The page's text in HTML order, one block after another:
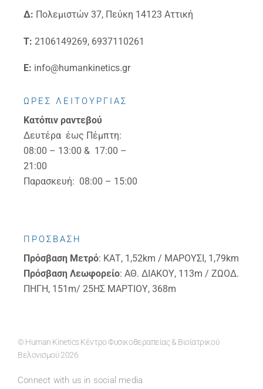
Δ: Πολεμιστών 37, Πεύκη 14123 Αττική
Τ: 2106149269, 6937110261
E: info@humankinetics.gr
ΩΡΕΣ ΛΕΙΤΟΥΡΓΙΑΣ
Κατόπιν ραντεβού
Δευτέρα έως Πέμπτη:
08:00 – 13:00 & 17:00 –
21:00
Παρασκευή: 08:00 – 15:00
ΠΡΟΣΒΑΣΗ
Πρόσβαση Μετρό: ΚΑΤ, 1,52km / ΜΑΡΟΥΣΙ, 1,79km
Πρόσβαση Λεωφορείο: ΑΘ. ΔΙΑΚΟΥ, 113m / ΖΩΟΔ.
ΠΗΓΗ, 151m/ 25ΗΣ ΜΑΡΤΙΟΥ, 368m
© Human Kinetics Κέντρο Φυσικοθεραπείας & Βιοϊατρικού
Βελονισμού 2026
Connect with us in social media